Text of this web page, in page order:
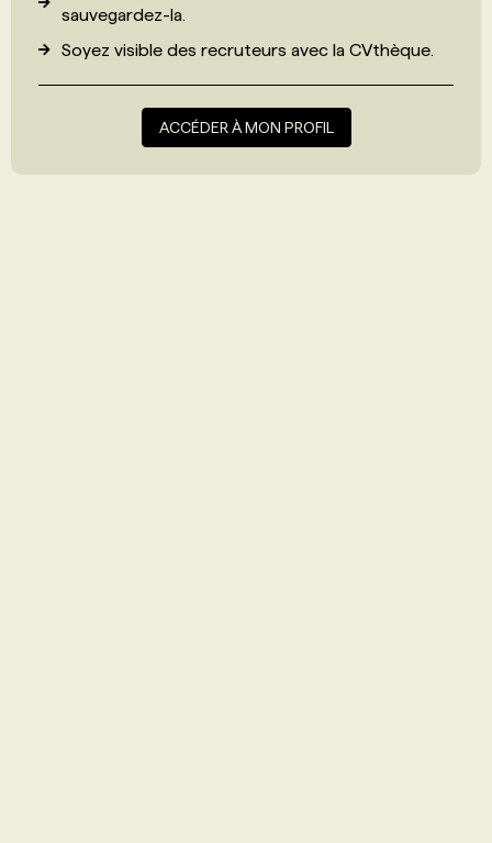
sauvegardez-la.
Soyez visible des recruteurs avec la CVthèque
ACCÉDER À MON PROFIL